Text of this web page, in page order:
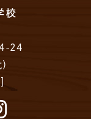
校
24
）